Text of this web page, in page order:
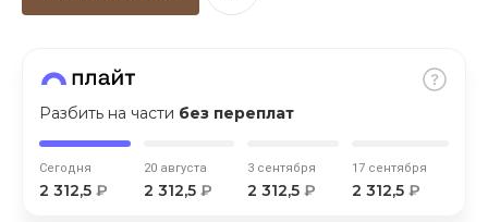
Разбить на части без переплат
Сегодня
2 312,5 ₽
20 августа
2 312,5 ₽
3 сентября
2 312,5 ₽
17 сентября
2 312,5 ₽